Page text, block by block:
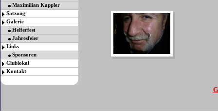
Maximilian Kappler
Satzung
Galerie
Helferfest
Jahresfeier
Links
Sponsoren
Clublokal
Kontakt